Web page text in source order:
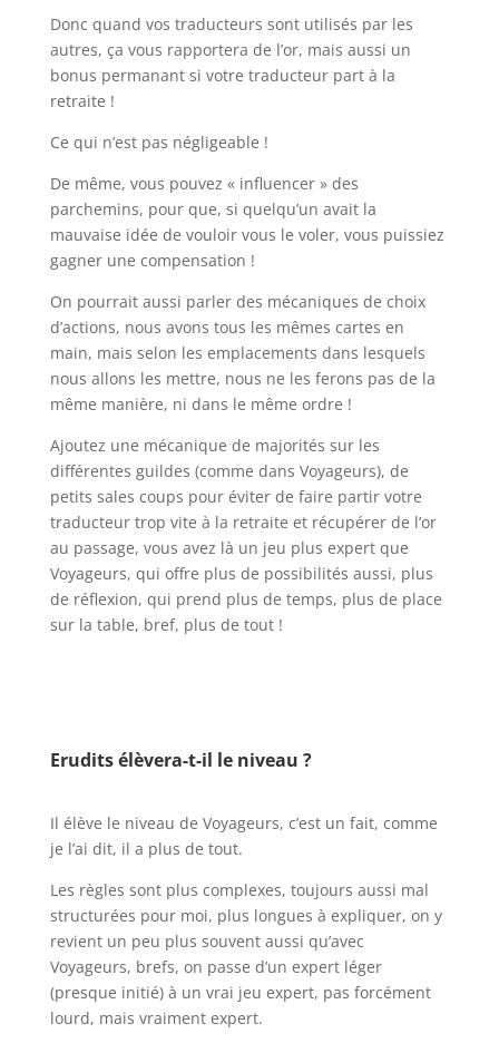
Donc quand vos traducteurs sont utilisés par les
autres, ça vous rapportera de l’or, mais aussi un
bonus permanant si votre traducteur part à la
retraite !
Ce qui n’est pas négligeable !
De même, vous pouvez « influencer » des
parchemins, pour que, si quelqu’un avait la
mauvaise idée de vouloir vous le voler, vous puissiez
gagner une compensation !
On pourrait aussi parler des mécaniques de choix
d’actions, nous avons tous les mêmes cartes en
main, mais selon les emplacements dans lesquels
nous allons les mettre, nous ne les ferons pas de la
même manière, ni dans le même ordre !
Ajoutez une mécanique de majorités sur les
différentes guildes (comme dans Voyageurs), de
petits sales coups pour éviter de faire partir votre
traducteur trop vite à la retraite et récupérer de l’or
au passage, vous avez là un jeu plus expert que
Voyageurs, qui offre plus de possibilités aussi, plus
de réflexion, qui prend plus de temps, plus de place
sur la table, bref, plus de tout !
Erudits élèvera-t-il le niveau ?
Il élève le niveau de Voyageurs, c’est un fait, comme
je l’ai dit, il a plus de tout.
Les règles sont plus complexes, toujours aussi mal
structurées pour moi, plus longues à expliquer, on y
revient un peu plus souvent aussi qu’avec
Voyageurs, brefs, on passe d’un expert léger
(presque initié) à un vrai jeu expert, pas forcément
lourd, mais vraiment expert.